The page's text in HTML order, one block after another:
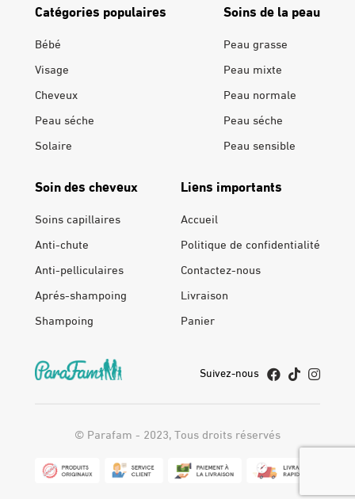
Catégories populaires
Bébé
Visage
Cheveux
Peau séche
Solaire
Soins de la peau
Peau grasse
Peau mixte
Peau normale
Peau séche
Peau sensible
Soin des cheveux
Soins capillaires
Anti-chute
Anti-pelliculaires
Aprés-shampoing
Shampoing
Liens importants
Accueil
Politique de confidentialité
Contactez-nous
Livraison
Panier
Suivez-nous
© Parafam - 2023, Tous droits réservés